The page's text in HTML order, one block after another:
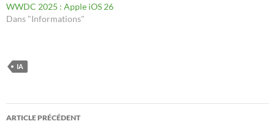
WWDC 2025 : Apple iOS 26
Dans "Informations"
IA
Navigation
ARTICLE PRÉCÉDENT